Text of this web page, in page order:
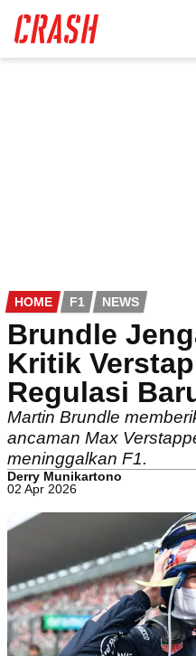
main
content
HOME F1 NEWS
Brundle
Kritik
Regulasi
Martin Brundle
ancaman Max
meninggalkan F1.
Derry Munikartono
02 Apr 2026